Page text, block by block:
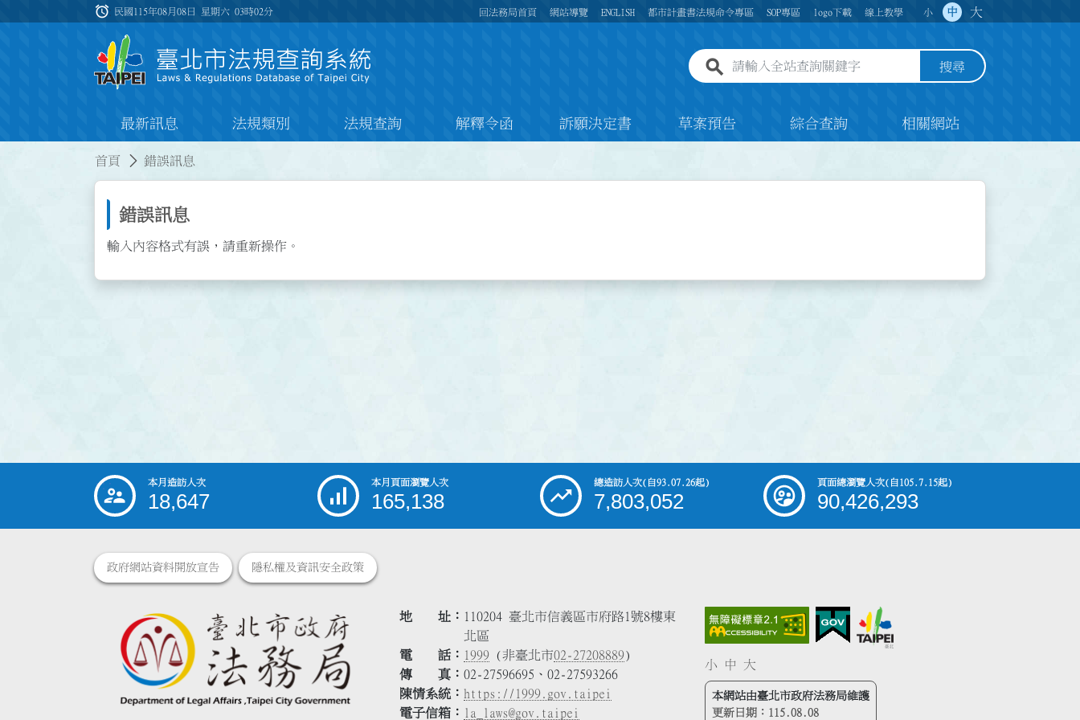
:::
alarm 民國115年08月08日 星期六03時02分 回法務局首頁 網站導覽 ENGLISH 都市計畫書法規命令專區 SOP專區 logo下載 線上教學 小 中 大
全站查詢關鍵字欄位 搜尋
最新訊息 法規類別 法規查詢 解釋令函 訴願決定書 草案預告 綜合查詢 相關網站
首頁 錯誤訊息
錯誤訊息
輸入內容格式有誤，請重新操作。
::: 本月造訪人次
18,647
本月頁面瀏覽人次
165,138
總造訪人次(自93.07.26起)
7,803,052
頁面總瀏覽人次(自105.7.15起)
90,426,293
政府網站資料開放宣告 隱私權及資訊安全政策
地 址
110204 臺北市信義區市府路1號8樓東
北區
電 話
1999 (非臺北市02-27208889)
傳 真
02-27596695、02-27593266
陳情系統
https://1999.gov.taipei
電子信箱
la_laws@gov.taipei
小 中 大
本網站由臺北市政府法務局維護
更新日期： 115.08.08